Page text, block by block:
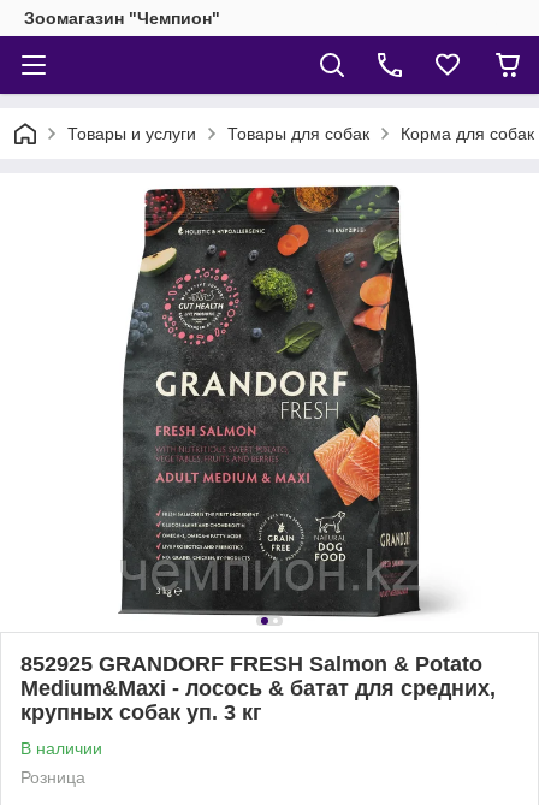
Зоомагазин "Чемпион"
Товары и услуги Товары для собак Корма для собак
852925 GRANDORF FRESH Salmon & Potato
Medium&Maxi - лосось & батат для средних,
крупных собак уп. 3 кг
В наличии
Розница